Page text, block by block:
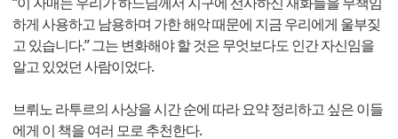
하게 사용하고 남용하며 가한 해악 때문에 지금 우리에게 울부짖
고 있습니다.” 그는 변화해야 할 것은 무엇보다도 인간 자신임을
알고 있었던 사람이었다.
브뤼노 라투르의 사상을 시간 순에 따라 요약 정리하고 싶은 이들
에게 이 책을 여러 모로 추천한다.